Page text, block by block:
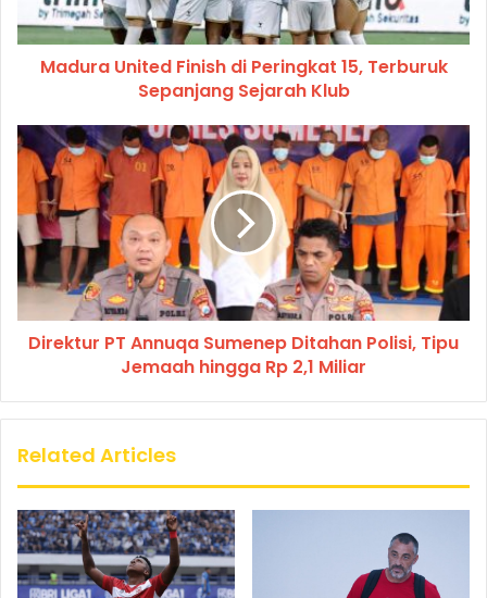
Madura United Finish di Peringkat 15, Terburuk
Sepanjang Sejarah Klub
Direktur PT Annuqa Sumenep Ditahan Polisi, Tipu
Jemaah hingga Rp 2,1 Miliar
Related Articles